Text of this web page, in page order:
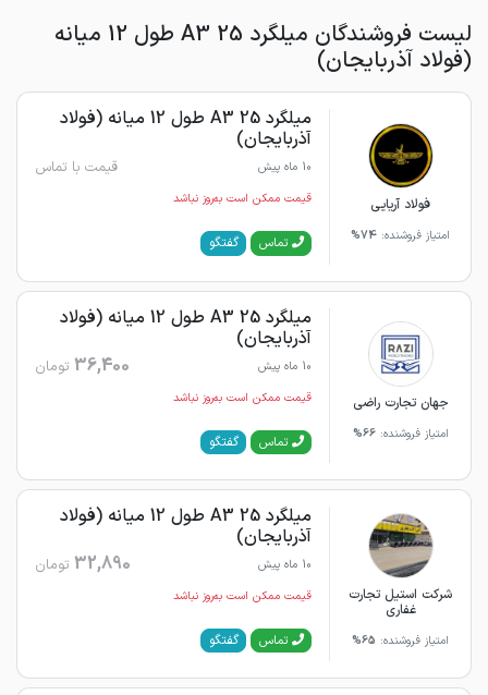
لیست فروشندگان میلگرد 25 A3 طول 12 میانه
(فولاد آذربایجان)
فولاد آریایی
امتیاز فروشنده: 74%
میلگرد 25 A3 طول 12 میانه (فولاد
آذربایجان)
10 ماه پیش قیمت با تماس
قیمت ممکن است به‌روز نباشد
تماس گفتگو
جهان تجارت راضی
امتیاز فروشنده:66%
میلگرد 25 A3 طول 12 میانه (فولاد
آذربایجان)
10 ماه پیش 36,400 تومان
قیمت ممکن است به‌روز نباشد
تماس گفتگو
شرکت استیل تجارت
غفاری
امتیاز فروشنده: 65%
میلگرد 25 A3 طول 12 میانه (فولاد
آذربایجان)
10 ماه پیش 32,890 تومان
قیمت ممکن است به‌روز نباشد
تماس گفتگو